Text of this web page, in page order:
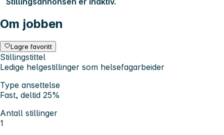
Om jobben
Lagre favoritt
Stillingstittel
Ledige helgestillinger som helsefagarbeider
Type ansettelse
Fast, deltid 25%
Antall stillinger
1